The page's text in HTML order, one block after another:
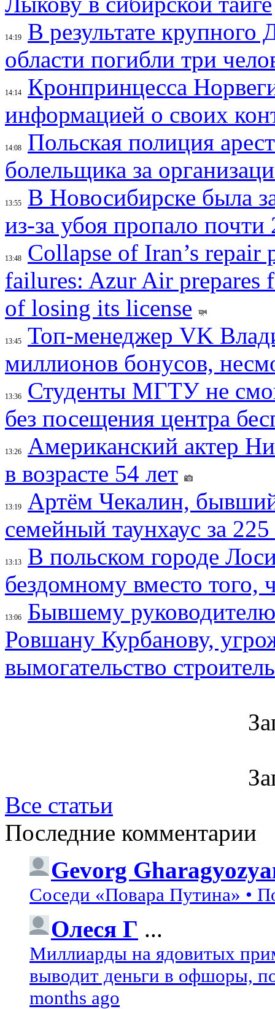
14:19
В результате крупного
области погибли три
14:14
Кронпринцесса
информацией о своих
14:08
Польская полиция
болельщика за
13:55
В Новосибирске была
из-за убоя пропало почти
13:48
Collapse of Iran’s repair
failures: Azur Air prepares
of losing its license
13:45
Топ-менеджер VK
миллионов бонусов,
13:36
Студенты МГТУ не
без посещения центра
13:26
Американский актер
в возрасте 54 лет
13:19
Артём Чекалин,
семейный таунхаус за
13:13
В польском городе
бездомному вместо того,
13:06
Бывшему
Ровшану Курбанову,
вымогательство
Все статьи
Последние комментарии
Gevorg
Соседи «Повара Путина» •
Олеся Г ...
Миллиарды на ядовитых
выводит деньги в офшоры,
months ago